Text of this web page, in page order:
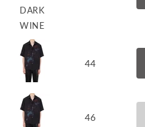
DARK
WINE
44
46